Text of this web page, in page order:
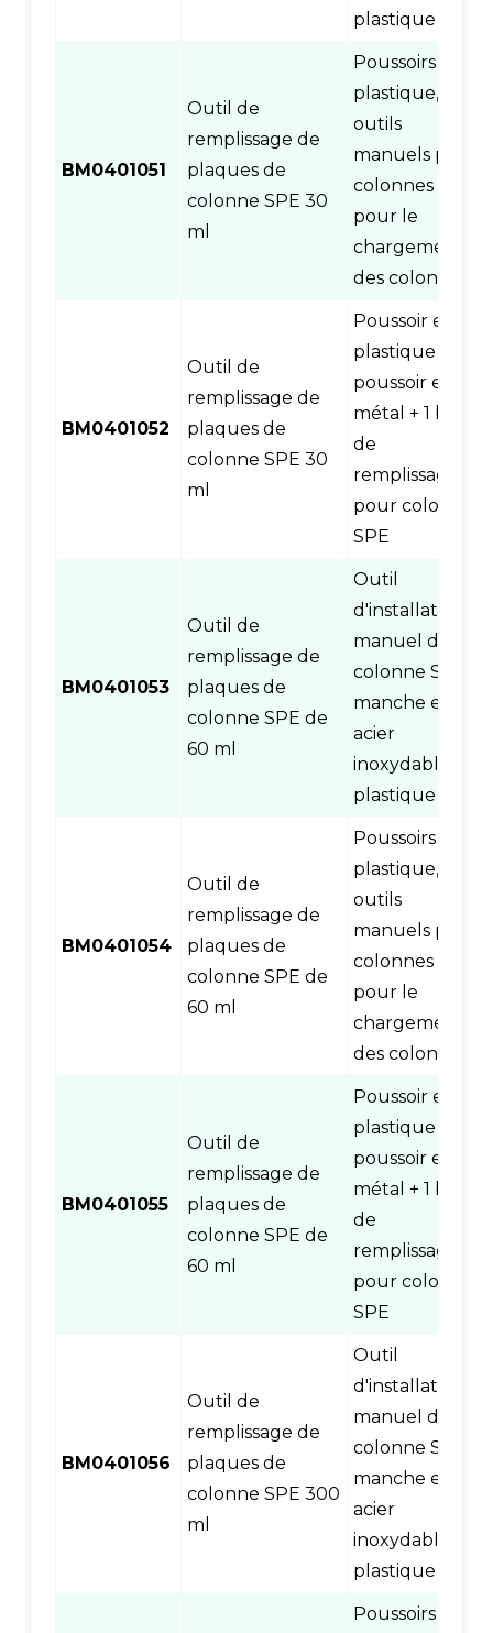
plastique
BM0401051
Outil de
remplissage de
plaques de
colonne SPE 30
ml
Poussoirs en
plastique,
outils
manuels pour
colonnes SPE
pour le
chargement
des colonnes
BM0401052
Outil de
remplissage de
plaques de
colonne SPE 30
ml
Poussoir en
plastique +
poussoir en
métal + 1 base
de
remplissage
pour colonne
SPE
BM0401053
Outil de
remplissage de
plaques de
colonne SPE de
60 ml
Outil
d'installation
manuel de
colonne SPE,
manche en
acier
inoxydable et
plastique
BM0401054
Outil de
remplissage de
plaques de
colonne SPE de
60 ml
Poussoirs en
plastique,
outils
manuels pour
colonnes SPE
pour le
chargement
des colonnes
BM0401055
Outil de
remplissage de
plaques de
colonne SPE de
60 ml
Poussoir en
plastique +
poussoir en
métal + 1 base
de
remplissage
pour colonne
SPE
BM0401056
Outil de
remplissage de
plaques de
colonne SPE 300
ml
Outil
d'installation
manuel de
colonne SPE,
manche en
acier
inoxydable et
plastique
Poussoirs en